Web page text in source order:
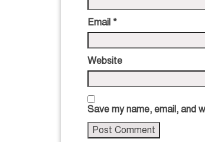
Email *
Website
Save my name, email, and